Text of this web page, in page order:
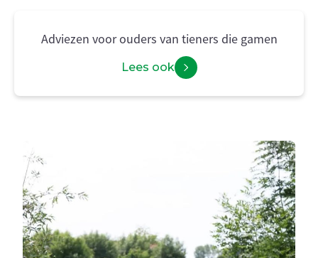
Adviezen voor ouders van tieners die gamen
Lees ook